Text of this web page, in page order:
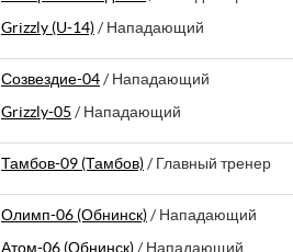
Grizzly (U-14) / Нападающий
Созвездие-04 / Нападающий
Grizzly-05 / Нападающий
Тамбов-09 (Тамбов) / Главный тренер
Олимп-06 (Обнинск) / Нападающий
Атом-06 (Обнинск) / Нападающий